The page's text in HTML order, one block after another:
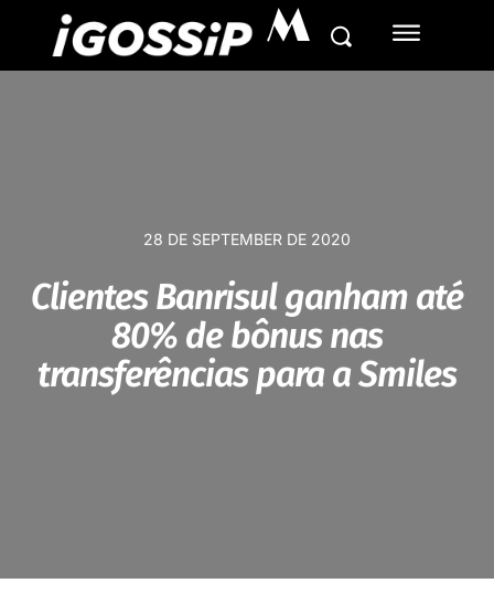
M
28 DE SEPTEMBER DE 2020
Clientes Banrisul ganham até
80% de bônus nas
transferências para a Smiles